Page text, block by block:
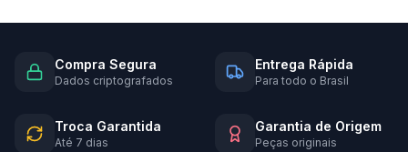
Compra Segura
Dados criptografados
Entrega Rápida
Para todo o Brasil
Troca Garantida
Até 7 dias
Garantia de Origem
Peças originais